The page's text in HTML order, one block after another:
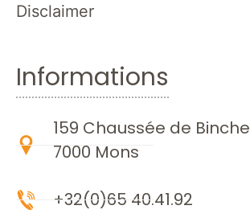
Disclaimer
Informations
159 Chaussée de Binche
7000 Mons
+32(0)65 40.41.92